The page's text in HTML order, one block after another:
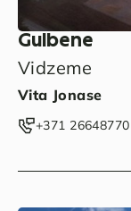
Gulbene
Vidzeme
Vita Jonase
‭+371 26648770‬